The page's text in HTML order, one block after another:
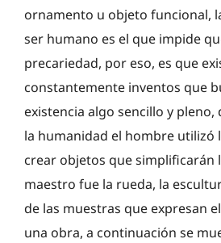
ornamento u objeto funcional,
ser humano es el que impide
precariedad, por eso, es que
constantemente inventos que
existencia algo sencillo y pleno,
la humanidad el hombre utilizó
crear objetos que simplificarán
maestro fue la rueda, la
de las muestras que expresan
una obra, a continuación se